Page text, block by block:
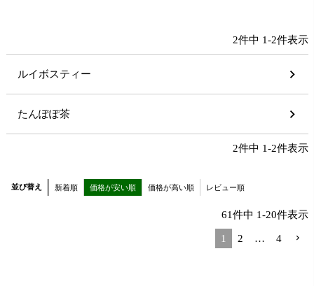
2件中 1-2件表示
ルイボスティー
たんぽぽ茶
2件中 1-2件表示
並び替え 新着順 価格が安い順 価格が高い順 レビュー順
61件中 1-20件表示
1 2 … 4